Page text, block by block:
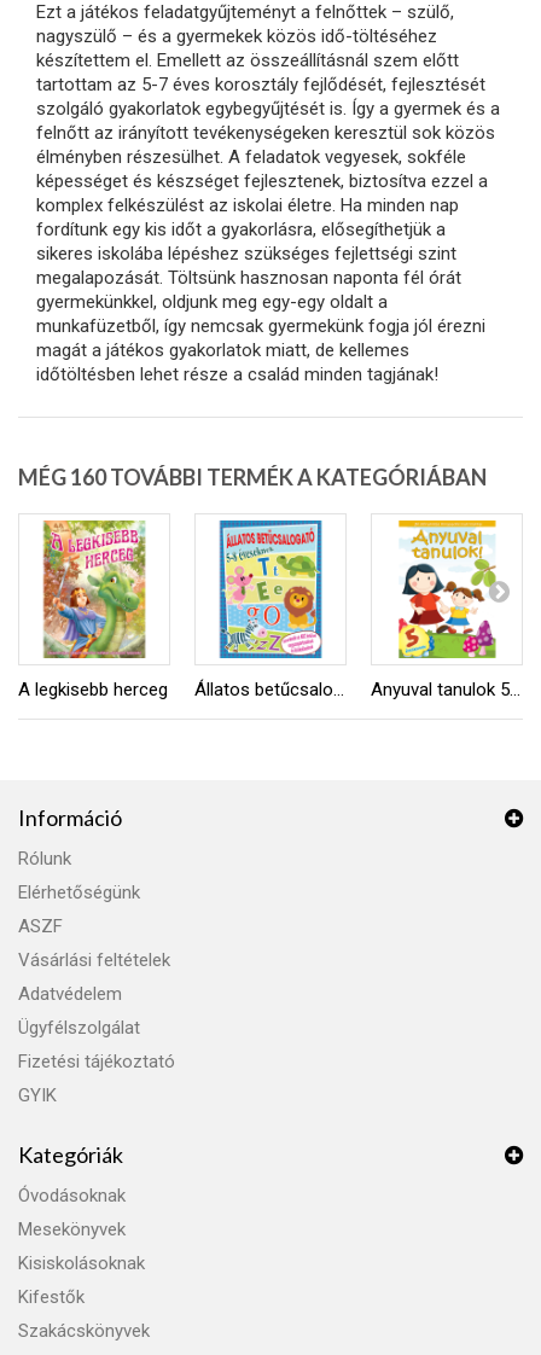
Ezt a játékos feladatgyűjteményt a felnőttek – szülő,
nagyszülő – és a gyermekek közös idő-töltéséhez
készítettem el. Emellett az összeállításnál szem előtt
tartottam az 5-7 éves korosztály fejlődését, fejlesztését
szolgáló gyakorlatok egybegyűjtését is. Így a gyermek és a
felnőtt az irányított tevékenységeken keresztül sok közös
élményben részesülhet. A feladatok vegyesek, sokféle
képességet és készséget fejlesztenek, biztosítva ezzel a
komplex felkészülést az iskolai életre. Ha minden nap
fordítunk egy kis időt a gyakorlásra, elősegíthetjük a
sikeres iskolába lépéshez szükséges fejlettségi szint
megalapozását. Töltsünk hasznosan naponta fél órát
gyermekünkkel, oldjunk meg egy-egy oldalt a
munkafüzetből, így nemcsak gyermekünk fogja jól érezni
magát a játékos gyakorlatok miatt, de kellemes
időtöltésben lehet része a család minden tagjának!
MÉG 160 TOVÁBBI TERMÉK A KATEGÓRIÁBAN
A legkisebb herceg Állatos betűcsalogató Anyuval tanulok 5 éveseknek
Információ
Rólunk
Elérhetőségünk
ASZF
Vásárlási feltételek
Adatvédelem
Ügyfélszolgálat
Fizetési tájékoztató
GYIK
Kategóriák
Óvodásoknak
Mesekönyvek
Kisiskolásoknak
Kifestők
Szakácskönyvek